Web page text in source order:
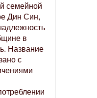
семейной
Дин Син,
в
Название
с